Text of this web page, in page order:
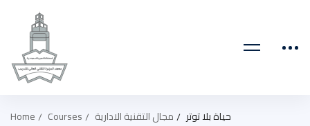
Home Courses مجال التقنية الادارية حياة بلا توتر